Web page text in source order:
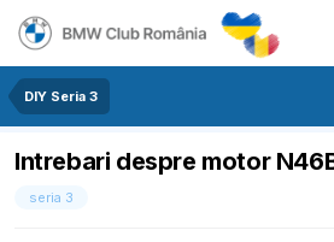
DIY Seria 3
Intrebari despre motor
seria 3